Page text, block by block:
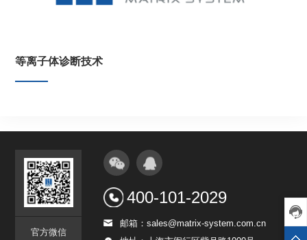
等离子体诊断技术
官方微信
400-101-2029
邮箱：sales@matrix-system.com.cn